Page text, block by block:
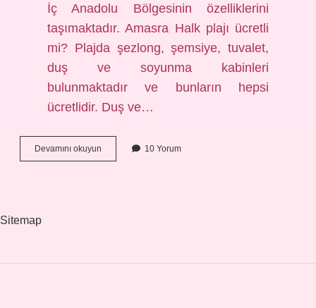
İç Anadolu Bölgesinin özelliklerini
taşımaktadır. Amasra Halk plajı ücretli
mi? Plajda şezlong, şemsiye, tuvalet,
duş ve soyunma kabinleri
bulunmaktadır ve bunların hepsi
ücretlidir. Duş ve…
Devamını okuyun Amasyada
Plaj
10 Yorum
Sitemap